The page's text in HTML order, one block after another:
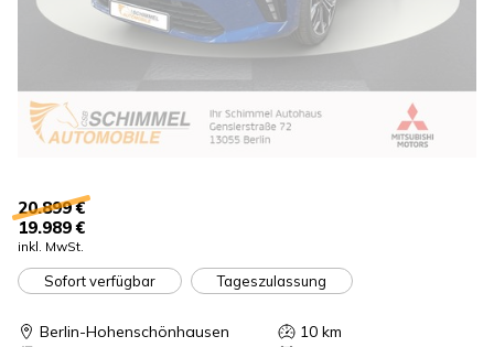
20.899 €
19.989 €
inkl. MwSt.
Sofort verfügbar Tageszulassung
Berlin-Hohenschönhausen 10km